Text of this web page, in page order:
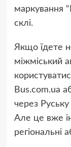
маркування
склі.
Якщо їдете
міжміський
Bus.com.ua
через
Але це вже
регіональні